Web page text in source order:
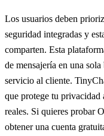
Los usuarios deben
seguridad integradas y
comparten. Esta
de mensajería en una
servicio al cliente.
que protege tu privacidad
reales. Si quieres probar
obtener una cuenta